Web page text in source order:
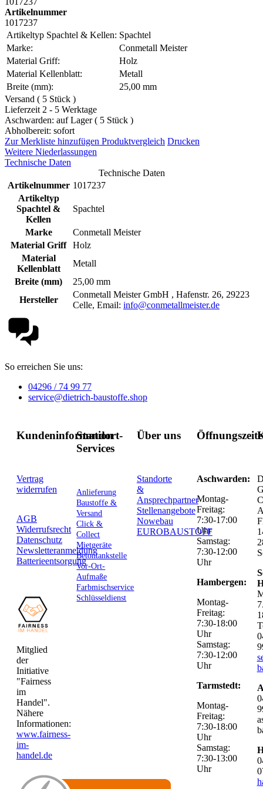
Artikelnummer
1017237
Artikeltyp Spachtel & Kellen: Spachtel
Marke:
Conmetall Meister
Material Griff:
Holz
Material Kellenblatt:
Metall
Breite (mm):
25,00 mm
Versand ( 5 Stück )
Lieferzeit 2 - 5 Werktage
Aschwarden: auf Lager ( 5 Stück )
Abholbereit: sofort
Zur Merkliste hinzufügen Produktvergleich Drucken
Weitere Niederlassungen
Technische Daten
Technische Daten
Artikelnummer 1017237
Artikeltyp
Spachtel &
Kellen
Spachtel
Marke
Conmetall Meister
Material Griff
Holz
Material
Kellenblatt
Metall
Breite (mm)
25,00 mm
Hersteller
Conmetall Meister GmbH , Hafenstr. 26, 29223
Celle, Email: info@conmetallmeister.de
So erreichen Sie uns:
04296 / 74 99 77
service@dietrich-baustoffe.shop
Kundeninformation
Vertrag
widerrufen
AGB
Widerrufsrecht
Datenschutz
Newsletteranmeldung
Batterieentsorgung
Mitglied
der
Initiative
"Fairness
im
Handel".
Nähere
Informationen:
www.fairness-
im-
handel.de
Standort-
Services
Anlieferung
Baustoffe &
Versand
Click &
Collect
Mietgeräte
Betontankstelle
Vor-Ort-
Aufmaße
Farbmischservice
Schlüsseldienst
Über uns
Standorte
&
Ansprechpartner
Stellenangebote
Nowebau
EUROBAUSTOFF
Aschwarden:
Montag-
Freitag:
7:30-17:00
Uhr
Samstag:
7:30-12:00
Uhr
Hambergen:
Montag-
Freitag:
7:30-18:00
Uhr
Samstag:
7:30-12:00
Uhr
Tarmstedt:
Montag-
Freitag:
7:30-18:00
Uhr
Samstag:
7:30-13:00
Uhr